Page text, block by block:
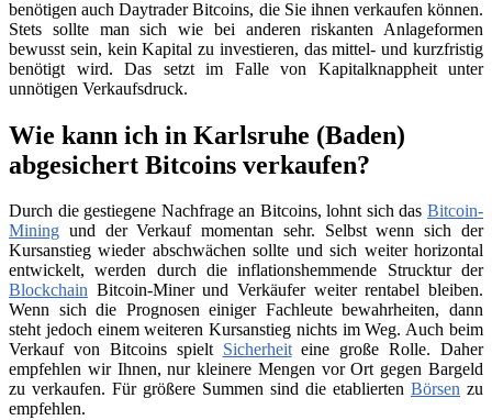
benötigen auch Daytrader Bitcoins, die Sie ihnen verkaufen können.
Stets sollte man sich wie bei anderen riskanten Anlageformen
bewusst sein, kein Kapital zu investieren, das mittel- und kurzfristig
benötigt wird. Das setzt im Falle von Kapitalknappheit unter
unnötigen Verkaufsdruck.
Wie kann ich in Karlsruhe (Baden)
abgesichert Bitcoins verkaufen?
Durch die gestiegene Nachfrage an Bitcoins, lohnt sich das Bitcoin-
Mining und der Verkauf momentan sehr. Selbst wenn sich der
Kursanstieg wieder abschwächen sollte und sich weiter horizontal
entwickelt, werden durch die inflationshemmende Strucktur der
Blockchain Bitcoin-Miner und Verkäufer weiter rentabel bleiben.
Wenn sich die Prognosen einiger Fachleute bewahrheiten, dann
steht jedoch einem weiteren Kursanstieg nichts im Weg. Auch beim
Verkauf von Bitcoins spielt Sicherheiteine große Rolle. Daher
empfehlen wir Ihnen, nur kleinere Mengen vor Ort gegen Bargeld
zu verkaufen. Für größere Summen sind die etablierten Börsen zu
empfehlen.